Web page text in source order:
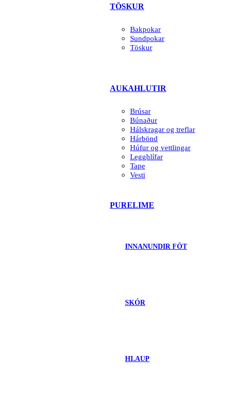
TÖSKUR
Bakpokar
Sundpokar
Töskur
AUKAHLUTIR
Brúsar
Búnaður
Hálskragar og treflar
Hárbönd
Húfur og vettlingar
Legghlífar
Tape
Vesti
PURELIME
INNANUNDIR FÖT
SKÓR
HLAUP